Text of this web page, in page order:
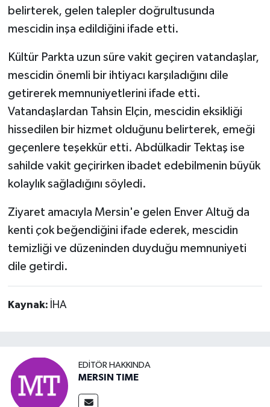
belirterek, gelen talepler doğrultusunda
mescidin inşa edildiğini ifade etti.
Kültür Parkta uzun süre vakit geçiren vatandaşlar,
mescidin önemli bir ihtiyacı karşıladığını dile
getirerek memnuniyetlerini ifade etti.
Vatandaşlardan Tahsin Elçin, mescidin eksikliği
hissedilen bir hizmet olduğunu belirterek, emeği
geçenlere teşekkür etti. Abdülkadir Tektaş ise
sahilde vakit geçirirken ibadet edebilmenin büyük
kolaylık sağladığını söyledi.
Ziyaret amacıyla Mersin'e gelen Enver Altuğ da
kenti çok beğendiğini ifade ederek, mescidin
temizliği ve düzeninden duyduğu memnuniyeti
dile getirdi.
Kaynak: İHA
EDITÖR HAKKINDA
MERSIN TIME